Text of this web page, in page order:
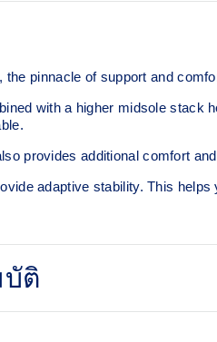
pinnacle of support and
with a higher midsole stack
provides additional comfort
adaptive stability. This
ติ